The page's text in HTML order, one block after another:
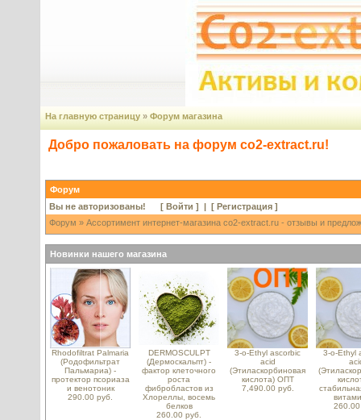
На главную страницу » Форум магазина
Добро пожаловать на форум co2-extract.ru!
Форум
Вы не авторизованы! [ Войти ] | [ Регистрация ]
Форум » Ассортимент интернет-магазина co2-extract.ru - отзывы и
Новинки нашего магазина
Rhodofiltrat Palmaria
(Родофильтрат
Пальмариа) -
протектор псориаза
и венотоник
290.00 руб.
DERMOSCULPT
(Дермоскальпт) -
фактор клеточного
роста
фибробластов из
Хлореллы, восемь
белков
260.00 руб.
3-o-Ethyl ascorbic
acid
(Этиласкорбиновая
кислота) ОПТ
7,490.00 руб.
3-o-Ethyl